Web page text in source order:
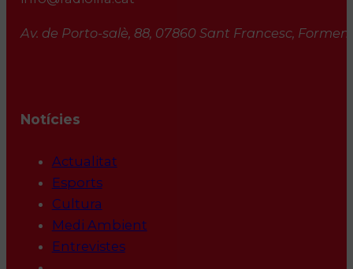
Av. de Porto-salè, 88, 07860 Sant Francesc,
Notícies
Actualitat
Esports
Cultura
Medi Ambient
Entrevistes